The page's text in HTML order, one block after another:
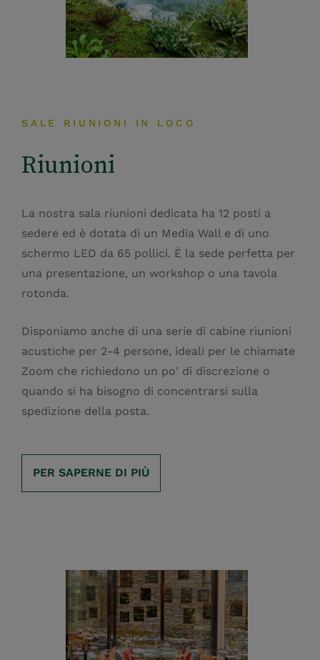
SALE RIUNIONI IN LOCO
Riunioni
La nostra sala riunioni dedicata ha 12 posti a
sedere ed è dotata di un Media Wall e di uno
schermo LED da 65 pollici. È la sede perfetta per
una presentazione, un workshop o una tavola
rotonda.
Disponiamo anche di una serie di cabine riunioni
acustiche per 2-4 persone, ideali per le chiamate
Zoom che richiedono un po' di discrezione o
quando si ha bisogno di concentrarsi sulla
spedizione della posta.
PER SAPERNE DI PIÙ